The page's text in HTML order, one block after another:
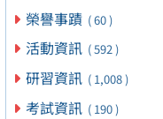
榮譽事蹟 ( 60 )
活動資訊 ( 592 )
研習資訊 ( 1,008 )
考試資訊 ( 190 )